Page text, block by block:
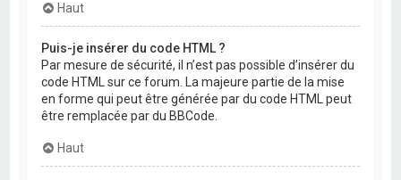
Haut
Puis-je insérer du code HTML ?
Par mesure de sécurité, il n’est pas possible d’insérer du
code HTML sur ce forum. La majeure partie de la mise
en forme qui peut être générée par du code HTML peut
être remplacée par du BBCode.
Haut